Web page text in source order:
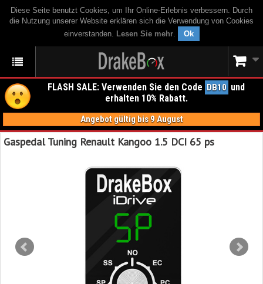
Diese Seite benutzt Cookies, um Ihr Online-Erlebnis verbessern. Durch
die Nutzung unserer Website erklären sich die Verwendung von Cookies
einverstanden. Lesen Sie mehr. Ok
FLASH SALE: Verwenden Sie den Code DB10 und
erhalten 10% Rabatt.
Angebot gültig bis 9 August
Gaspedal Tuning Renault Kangoo 1.5 DCI 65 ps